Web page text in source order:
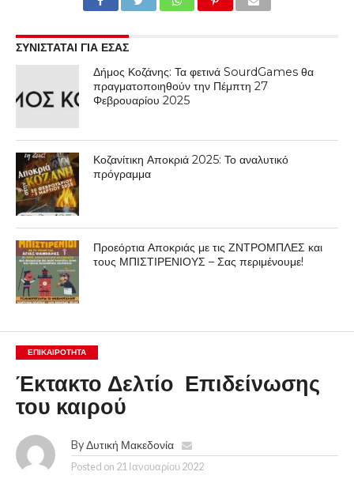
ΣΥΝΙΣΤΑΤΑΙ ΓΙΑ ΕΣΑΣ
Δήμος Κοζάνης: Τα φετινά SourdGames θα
πραγματοποιηθούν την Πέμπτη 27
Φεβρουαρίου 2025
Κοζανίτικη Αποκριά 2025: Το αναλυτικό
πρόγραμμα
Προεόρτια Αποκριάς με τις ΖΝΤΡΟΜΠΛΕΣ και
τους ΜΠΙΣΤΙΡΕΝΙΟΥΣ – Σας περιμένουμε!
ΕΠΙΚΑΙΡΟΤΗΤΑ
Έκτακτο Δελτίο Επιδείνωσης
του καιρού
By Δυτική Μακεδονία
Posted on 21 Ιανουαρίου 2022